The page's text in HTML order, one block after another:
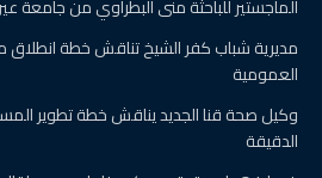
الماجستير للباحثة منى البطراوي من
مديرية شباب كفر الشيخ تناقش خطة انطلاق
العمومية
وكيل صحة قنا الجديد يناقش خطة تطوير
الدقيقة